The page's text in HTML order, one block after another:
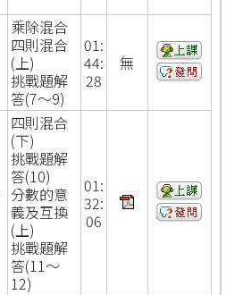
乘除混合
四則混合
(上)
挑戰題解
答(7～9)
01:
44:
28
無
四則混合
(下)
挑戰題解
答(10)
分數的意
義及互換
(上)
挑戰題解
答(11～
12)
01:
32:
06